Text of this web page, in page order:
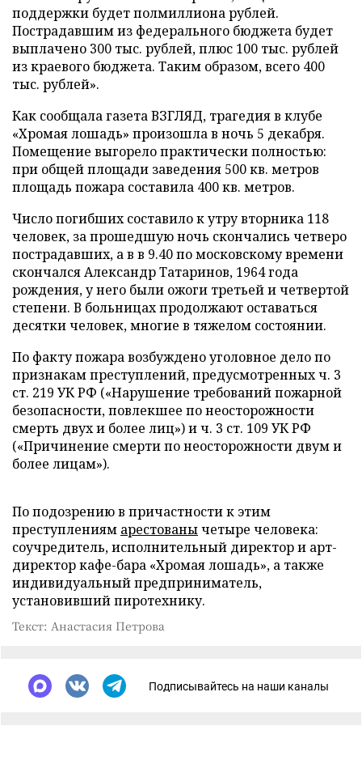
поддержки будет полмиллиона рублей.
Пострадавшим из федерального бюджета будет
выплачено 300 тыс. рублей, плюс 100 тыс. рублей
из краевого бюджета. Таким образом, всего 400
тыс. рублей».
Как сообщала газета ВЗГЛЯД, трагедия в клубе
«Хромая лошадь» произошла в ночь 5 декабря.
Помещение выгорело практически полностью:
при общей площади заведения 500 кв. метров
площадь пожара составила 400 кв. метров.
Число погибших составило к утру вторника 118
человек, за прошедшую ночь скончались четверо
пострадавших, а в в 9.40 по московскому времени
скончался Александр Татаринов, 1964 года
рождения, у него были ожоги третьей и четвертой
степени. В больницах продолжают оставаться
десятки человек, многие в тяжелом состоянии.
По факту пожара возбуждено уголовное дело по
признакам преступлений, предусмотренных ч. 3
ст. 219 УК РФ («Нарушение требований пожарной
безопасности, повлекшее по неосторожности
смерть двух и более лиц») и ч. 3 ст. 109 УК РФ
(«Причинение смерти по неосторожности двум и
более лицам»).
По подозрению в причастности к этим
преступлениям арестованычетыре человека:
соучредитель, исполнительный директор и арт-
директор кафе-бара «Хромая лошадь», а также
индивидуальный предприниматель,
установивший пиротехнику.
Текст: Анастасия Петрова
Подписывайтесь на наши каналы